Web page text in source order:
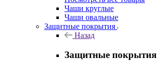
Чаши круглые
Чаши овальные
Защитные покрытия
Назад
Защитные покрытия